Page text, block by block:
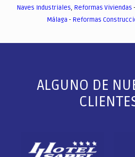
Naves Industriales, Reformas Viviendas -
Málaga - Reformas
ALGUNO DE